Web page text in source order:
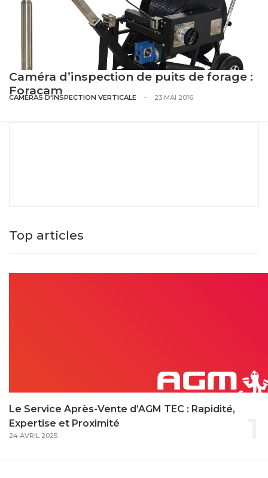
Caméra d’inspection de puits de forage :
Foracam
CAMÉRAS D'INSPECTION VERTICALE - 23 MAI 2016
Top articles
Le Service Après-Vente d’AGM TEC : Rapidité,
Expertise et Proximité
24 AVRIL 2025